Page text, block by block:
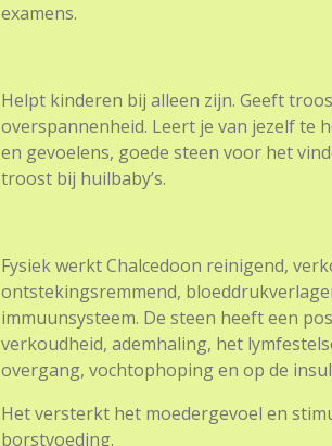
examens.
Helpt kinderen bij alleen zijn. Geeft
overspannenheid. Leert je van jezelf te
en gevoelens, goede steen voor het
troost bij huilbaby’s.
Fysiek werkt Chalcedoon reinigend,
ontstekingsremmend,
immuunsysteem. De steen heeft een
verkoudheid, ademhaling, het
overgang, vochtophoping en op de
Het versterkt het moedergevoel en
borstvoeding.